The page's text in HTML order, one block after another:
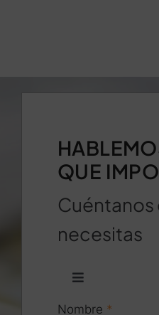
QUE
Cuéntanos
necesitas
Toggle
Nombre *